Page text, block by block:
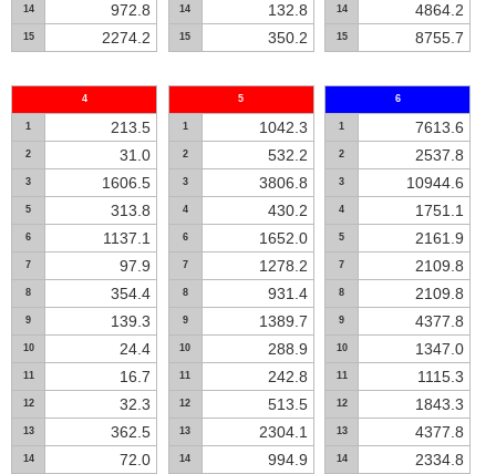
14 972.8
15 2274.2
14 132.8
15 350.2
14 4864.2
15 8755.7
4
1 213.5
2 31.0
3 1606.5
5 313.8
6 1137.1
7 97.9
8 354.4
9 139.3
10 24.4
11 16.7
12 32.3
13 362.5
14 72.0
5
1 1042.3
2 532.2
3 3806.8
4 430.2
6 1652.0
7 1278.2
8 931.4
9 1389.7
10 288.9
11 242.8
12 513.5
13 2304.1
14 994.9
6
1 7613.6
2 2537.8
3 10944.6
4 1751.1
5 2161.9
7 2109.8
8 2109.8
9 4377.8
10 1347.0
11 1115.3
12 1843.3
13 4377.8
14 2334.8